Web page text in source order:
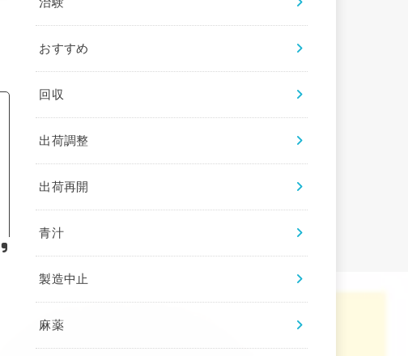
おすすめ
回収
出荷調整
出荷再開
青汁
製造中止
麻薬